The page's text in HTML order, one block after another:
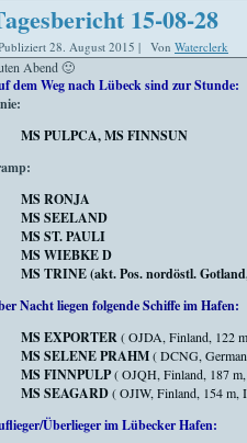
15-08-28
28. August 2015 | Von Waterclerk
Abend 🙂
dem Weg nach Lübeck sind zur Stunde:
MS PULPCA, MS FINNSUN
MS RONJA
MS SEELAND
MS ST. PAULI
MS WIEBKE D
MS TRINE (akt. Pos. nordöstl.
Nacht liegen folgende Schiffe im Hafen:
MS EXPORTER( OJDA, Finland, 122
MS SELENE PRAHM( DCNG,
MS FINNPULP( OJQH, Finland, 187
MS SEAGARD( OJIW, Finland, 154 m,
Überlieger im Lübecker Hafen: